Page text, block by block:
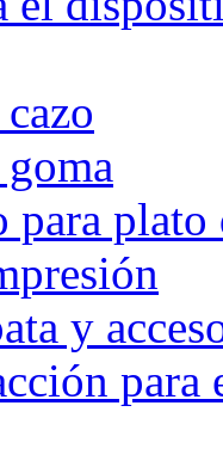
plato
y